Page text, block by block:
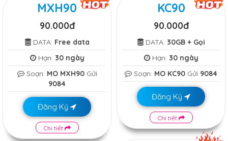
MXH90
90.000đ
DATA: Free data
Hạn: 30 ngày
Soạn: MO MXH90Gửi
9084
Đăng Ký
Chi tiết
KC90
90.000đ
DATA: 30GB + Gọi
Hạn: 30 ngày
Soạn: MO KC90 Gửi 9084
Đăng Ký
Chi tiết